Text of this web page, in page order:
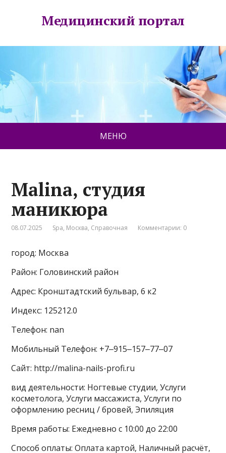
Медицинский портал
МЕНЮ
Malina, студия
маникюра
08.07.2025 Spa, Москва, Справочная Комментарии: 0
город: Москва
Район: Головинский район
Адрес: Кронштадтский бульвар, 6 к2
Индекс: 125212.0
Телефон: nan
Мобильный Телефон: +7‒915‒157‒77‒07
Сайт: http://malina-nails-profi.ru
вид деятельности: Ногтевые студии, Услуги
косметолога, Услуги массажиста, Услуги по
оформлению ресниц / бровей, Эпиляция
Время работы: Ежедневно с 10:00 до 22:00
Способ оплаты: Оплата картой, Наличный расчёт,